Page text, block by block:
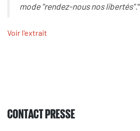
mode "rendez-nous nos libertés"."
Voir l'extrait
CONTACT PRESSE